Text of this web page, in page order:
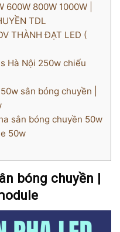
800W 1000W |
TDL
THÀNH ĐẠT LED (
Hà Nội 250w chiếu
sân bóng chuyền |
sân bóng chuyền 50w
50w
bóng chuyền |